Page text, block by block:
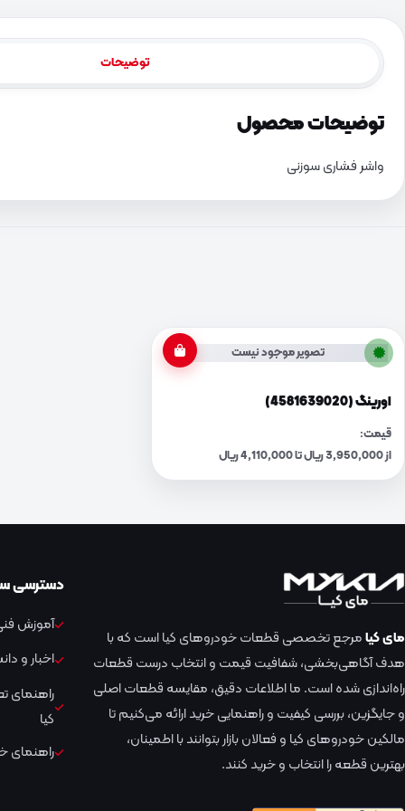
توضیحات
توضیحات محصول
واشر فشاری سوزنی
تصویر موجود نیست
اورینگ (4581639020)
قیمت:
از 3,950,000 ریال تا 4,110,000 ریال
مای کیامرجع تخصصی قطعات خودروهای کیا است که با
هدف آگاهی‌بخشی، شفافیت قیمت و انتخاب درست قطعات
راه‌اندازی شده است. ما اطلاعات دقیق، مقایسه قطعات اصلی
و جایگزین، بررسی کیفیت و راهنمایی خرید ارائه می‌کنیم تا
مالکین خودروهای کیا و فعالان بازار بتوانند با اطمینان،
بهترین قطعه را انتخاب و خرید کنند.
دسترسی
آموزش
اخبار و
راهنمای
کیا
راهنمای